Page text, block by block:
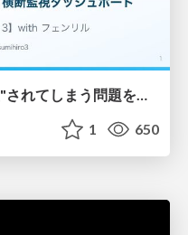
複数の Claude Code が"放置"されてしまう問題をCLI ダッシュボードを自作して解決した話
1 650